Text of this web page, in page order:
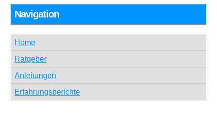
Navigation
Home
Ratgeber
Anleitungen
Erfahrungsberichte